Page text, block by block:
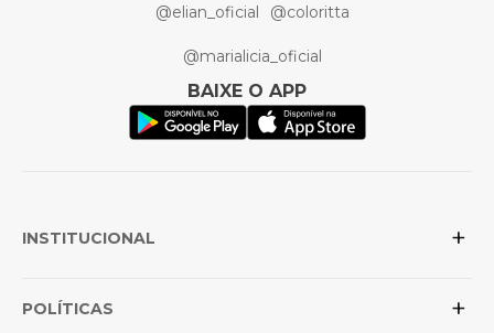
@elian_oficial @coloritta
@marialicia_oficial
BAIXE O APP
INSTITUCIONAL +
Sobre a Elian
POLÍTICAS +